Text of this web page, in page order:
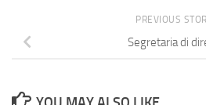
PREVIOUS
Segretaria di